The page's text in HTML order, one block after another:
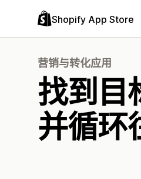
Shopify App Store
营销与转化应用
找到目
并循环